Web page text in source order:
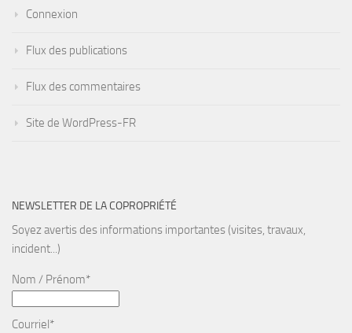
Connexion
Flux des publications
Flux des commentaires
Site de WordPress-FR
NEWSLETTER DE LA COPROPRIÉTÉ
Soyez avertis des informations importantes (visites, travaux,
incident...)
Nom / Prénom*
Courriel*